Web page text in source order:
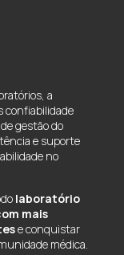
a
confiabilidade
gestão do
e suporte
no
laboratório
mais
e conquistar
médica.